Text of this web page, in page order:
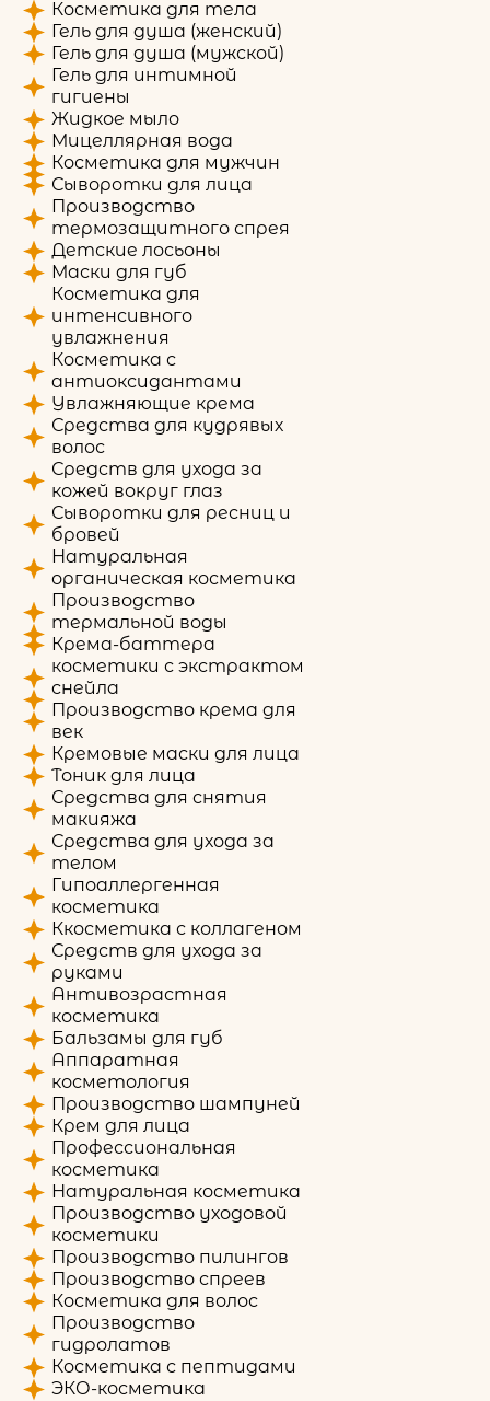
Косметика для тела
Гель для душа (женский)
Гель для душа (мужской)
Гель для интимной
гигиены
Жидкое мыло
Мицеллярная вода
Косметика для мужчин
Сыворотки для лица
Производство
термозащитного спрея
Детские лосьоны
Маски для губ
Косметика для
интенсивного
увлажнения
Косметика с
антиоксидантами
Увлажняющие крема
Средства для кудрявых
волос
Средств для ухода за
кожей вокруг глаз
Сыворотки для ресниц и
бровей
Натуральная
органическая косметика
Производство
термальной воды
Крема-баттера
косметики с экстрактом
снейла
Производство крема для
век
Кремовые маски для лица
Тоник для лица
Средства для снятия
макияжа
Средства для ухода за
телом
Гипоаллергенная
косметика
Ккосметика с коллагеном
Средств для ухода за
руками
Антивозрастная
косметика
Бальзамы для губ
Аппаратная
косметология
Производство шампуней
Крем для лица
Профессиональная
косметика
Натуральная косметика
Производство уходовой
косметики
Производство пилингов
Производство спреев
Косметика для волос
Производство
гидролатов
Косметика с пептидами
ЭКО-косметика